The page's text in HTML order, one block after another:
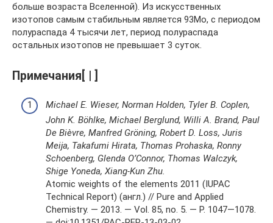
больше возраста Вселенной). Из искусственных
изотопов самым стабильным является 93Mo, с периодом
полураспада 4 тысячи лет, период полураспада
остальных изотопов не превышает 3 суток.
Примечания[ | ]
Michael E. Wieser, Norman Holden, Tyler B. Coplen,
John K. Böhlke, Michael Berglund, Willi A. Brand, Paul
De Bièvre, Manfred Gröning, Robert D. Loss, Juris
Meija, Takafumi Hirata, Thomas Prohaska, Ronny
Schoenberg, Glenda O’Connor, Thomas Walczyk,
Shige Yoneda, Xiang‑Kun Zhu.
Atomic weights of the elements 2011 (IUPAC
Technical Report) (англ.) // Pure and Applied
Chemistry. — 2013. — Vol. 85, no. 5. — P. 1047—1078.